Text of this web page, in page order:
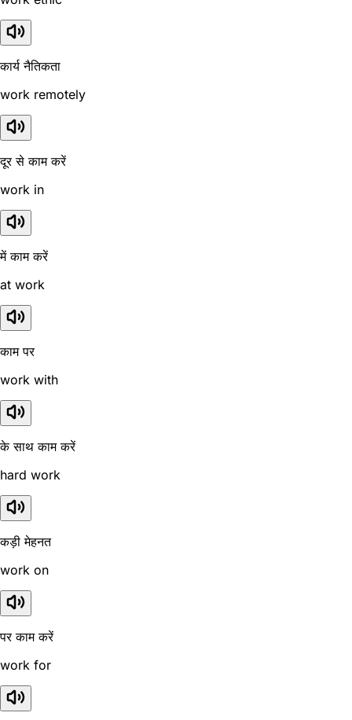
कार्य नैतिकता
work remotely
दूर से काम करें
work in
में काम करें
at work
काम पर
work with
के साथ काम करें
hard work
कड़ी मेहनत
work on
पर काम करें
work for